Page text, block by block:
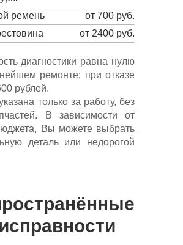
ремень
от 700 руб.
от 2400 руб.
диагностики равна нулю
ремонте; при отказе
рублей.
только за работу, без
В зависимости от
Вы можете выбрать
деталь или недорогой